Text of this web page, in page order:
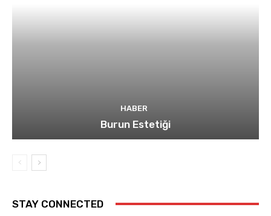
HABER
Burun Estetiği
STAY CONNECTED